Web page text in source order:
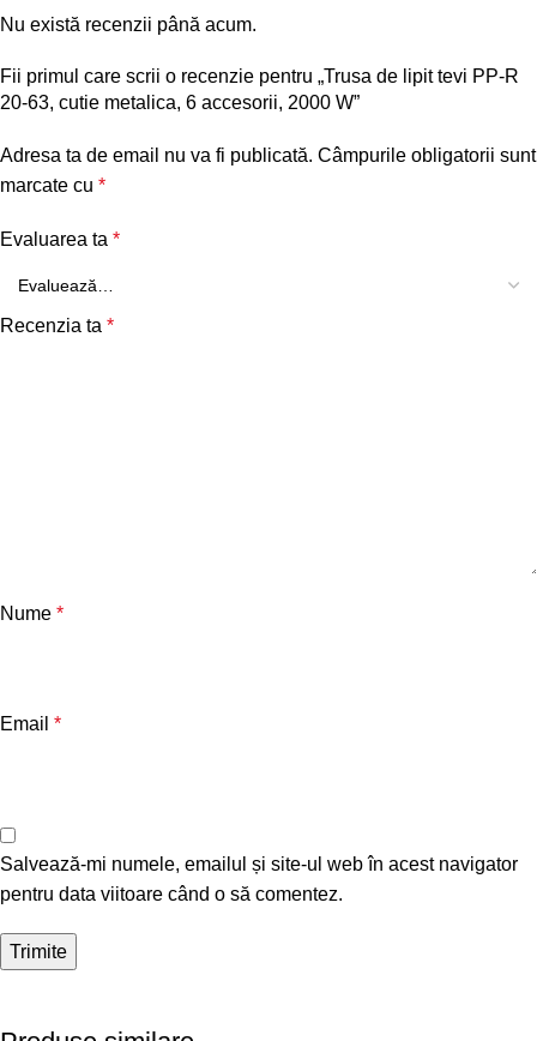
Nu există recenzii până acum.
Fii primul care scrii o recenzie pentru „Trusa de lipit tevi PP-R
20-63, cutie metalica, 6 accesorii, 2000 W”
Adresa ta de email nu va fi publicată. Câmpurile obligatorii sunt
marcate cu *
Evaluarea ta *
Recenzia ta *
Nume *
Email *
Salvează-mi numele, emailul și site-ul web în acest navigator
pentru data viitoare când o să comentez.